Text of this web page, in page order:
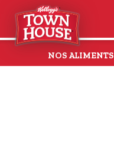
main
content
NOS ALIMENTS